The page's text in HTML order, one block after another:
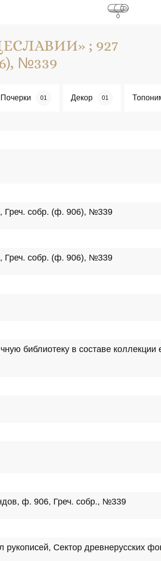
; 927
№339
Почерки 01 Декор 01
Греч. собр. (ф. 906), №339
Греч. собр. (ф. 906), №339
библиотеку в составе
ф. 906, Греч. собр., №339
рукописей, Сектор древнерусских